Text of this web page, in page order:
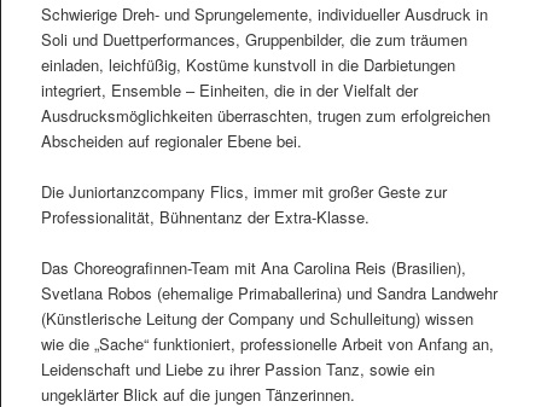
Schwierige Dreh- und Sprungelemente, individueller Ausdruck in
Soli und Duettperformances, Gruppenbilder, die zum träumen
einladen, leichfüßig, Kostüme kunstvoll in die Darbietungen
integriert, Ensemble – Einheiten, die in der Vielfalt der
Ausdrucksmöglichkeiten überraschten, trugen zum erfolgreichen
Abscheiden auf regionaler Ebene bei.
Die Juniortanzcompany Flics, immer mit großer Geste zur
Professionalität, Bühnentanz der Extra-Klasse.
Das Choreografinnen-Team mit Ana Carolina Reis (Brasilien),
Svetlana Robos (ehemalige Primaballerina) und Sandra Landwehr
(Künstlerische Leitung der Company und Schulleitung) wissen
wie die „Sache“ funktioniert, professionelle Arbeit von Anfang an,
Leidenschaft und Liebe zu ihrer Passion Tanz, sowie ein
ungeklärter Blick auf die jungen Tänzerinnen.